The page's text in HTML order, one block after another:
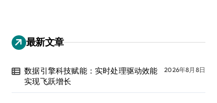
最新文章
数据引擎科技赋能：实时处理驱动效能
实现飞跃增长
2026年8月8日